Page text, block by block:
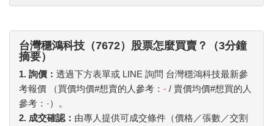
台灣穩鴻科技（7672）股票怎麼買賣？（3分鐘
摘要）
1. 詢價： 透過下方表單或 LINE 詢問 台灣穩鴻科技最新參
考報價 （買價均價#想賣的人參考： - / 賣價均價#想買的人
參考： -）。
2. 成交確認： 由專人提供可成交條件（價格／張數／交割